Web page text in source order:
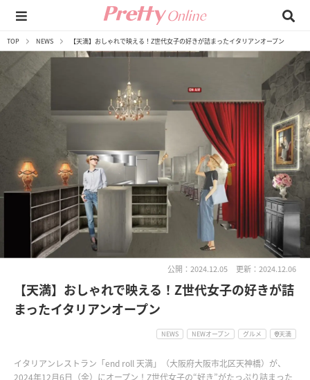
TOP NEWS 【天満】おしゃれで映える！Z世代女子の好きが詰まったイタリアンオープン
公開：2024.12.05 更新：2024.12.06
【天満】おしゃれで映える！Z世代女子の好きが詰
まったイタリアンオープン
NEWS NEWオープン グルメ 天満
イタリアンレストラン「end roll 天満」（大阪府大阪市北区天神橋）が、
2024年12月6日（金）にオープン！Z世代女子の“好き”がたっぷり詰まった